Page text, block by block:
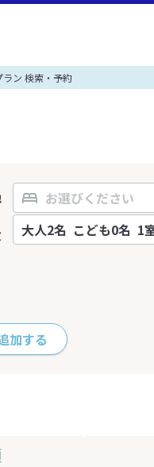
ン 検索・予約
加する